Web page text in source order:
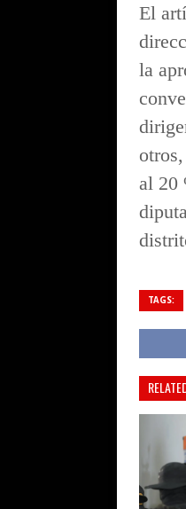
El
la
al 20
TAGS: